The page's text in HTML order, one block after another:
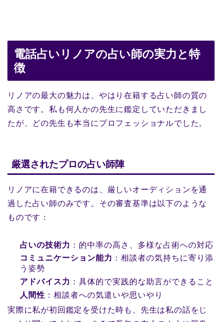
電話占いリノアの占い師の実力と特
徴
リノアの最大の魅力は、やはり在籍する占い師の質の
高さです。私も何人かの先生に鑑定していただきまし
たが、どの先生も本当にプロフェッショナルでした。
厳選されたプロの占い師陣
リノアに在籍できるのは、厳しいオーディションを通
過した占い師のみです。その審査基準は以下のような
ものです：
占いの技術力 ：的中率の高さ、多様な占術への対応
コミュニケーション能力 ：相談者の気持ちに寄り添
う姿勢
アドバイス力 ：具体的で実践的な助言ができること
人間性 ：相談者への気遣いや思いやり
実際に私が初回鑑定を受けた時も、先生は私の話をじ